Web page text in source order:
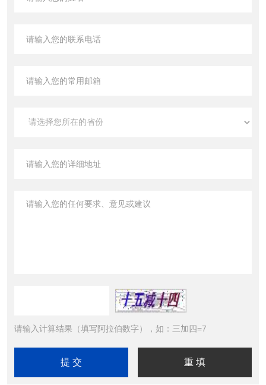
请输入计算结果（填写阿拉伯数字），如：三加四=7